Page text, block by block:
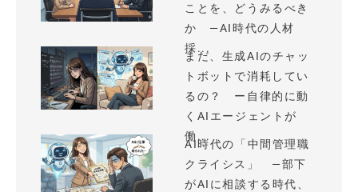
ことを、どうみるべき
か —AI時代の人材
採...
まだ、生成AIのチャッ
トボットで消耗してい
るの？ ー自律的に動
くAIエージェントが
働...
AI時代の「中間管理職
クライシス」 —部下
がAIに相談する時代、